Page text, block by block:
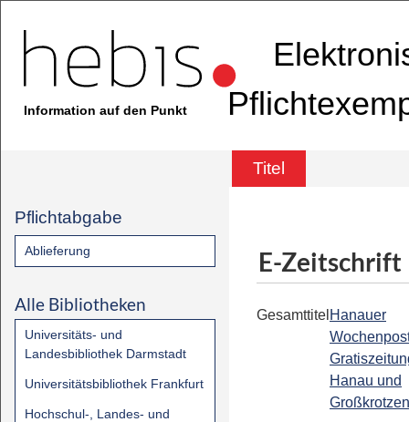
Information auf den Punkt
Titel
Pflichtabgabe
Ablieferung
Alle Bibliotheken
Universitäts- und
Landesbibliothek Darmstadt
Universitätsbibliothek Frankfurt
Hochschul-, Landes- und
E-Zeitschrift
Gesamttitel Hanauer
Hanau und